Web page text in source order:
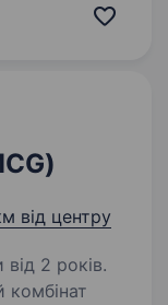
отримати
від центру
2 років.